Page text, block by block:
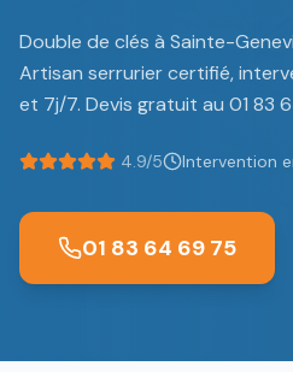
Double de clés à Sainte-
Artisan serrurier certifié,
et 7j/7. Devis gratuit au 01 83
4.9/5 Intervention
01 83 64 69 75